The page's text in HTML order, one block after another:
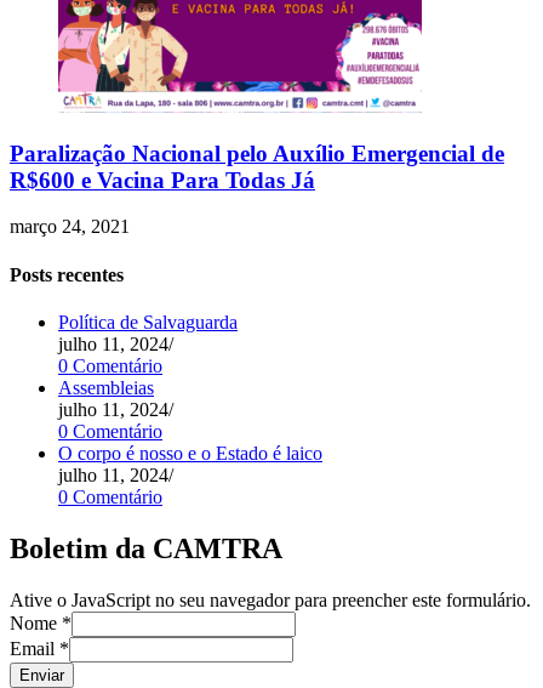
Paralização Nacional pelo Auxílio Emergencial de
R$600 e Vacina Para Todas Já
março 24, 2021
Posts recentes
Política de Salvaguarda
julho 11, 2024/
0 Comentário
Assembleias
julho 11, 2024/
0 Comentário
O corpo é nosso e o Estado é laico
julho 11, 2024/
0 Comentário
Boletim da CAMTRA
Ative o JavaScript no seu navegador para preencher este formulário.
Nome *
Email *
Enviar